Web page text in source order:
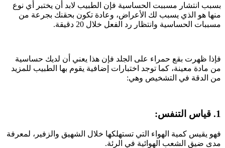
بسبب انتشار مسببت الحساسية فإن الطبيب لابد أن يختبر أي نوع
منها هو الذي يسبب لك الأعراض، وعادة تكون بحقنك بجرعة من
مسببات الحساسية وانتظار رد الفعل خلال 20 دقيقة.
فإذا ظهرت بقع حمراء على الجلد فإن هذا يعني أن لديك حساسية
من مادة معينة، كما توجد اختبارات إضافية يقوم بها الطبيب للمزيد
من الدقة في التشخيص وهي:
1. قياس التنفس:
فهو يقيس كمية الهواء التي تستهلكها خلال الشهيق والزفير، لمعرفة
مدى ضيق الشعب الهوائية في الرئة.